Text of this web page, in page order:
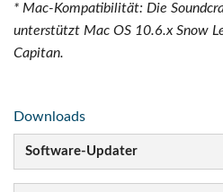
* Mac-Kompatibilität: Die
unterstützt Mac OS 10.6.x Snow
Capitan.
Downloads
Software-Updater